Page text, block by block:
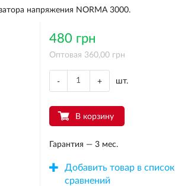
напряжения NORMA 3000.
480 грн
Оптовая 360,00 грн
- + шт.
В корзину
Гарантия — 3 мес.
Добавить товар в список
сравнений